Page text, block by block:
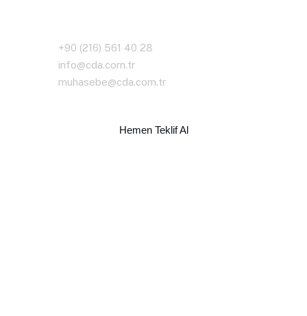
+90 (216) 561 40 28
info@cda.com.tr
muhasebe@cda.com.tr